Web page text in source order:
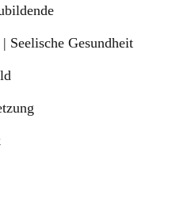
Seelische Gesundheit